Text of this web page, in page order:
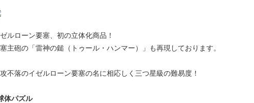
ルローン要塞、初の立体化商品！
主砲の「雷神の鎚（トゥール・ハンマー）」も再現しております。
不落のイゼルローン要塞の名に相応しく三つ星級の難易度！
体パズル